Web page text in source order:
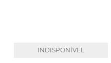
INDISPONÍVEL